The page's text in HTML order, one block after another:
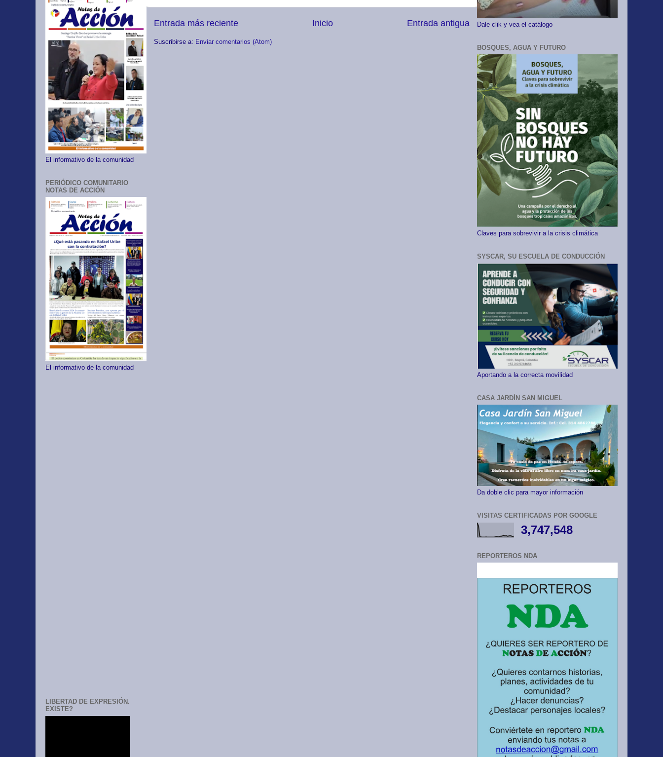
Entrada más reciente Entrada antigua
Inicio
Suscribirse a: Enviar comentarios (Atom)
El informativo de la comunidad
PERIÓDICO COMUNITARIO
NOTAS DE ACCIÓN
El informativo de la comunidad
LIBERTAD DE EXPRESIÓN.
EXISTE?
Dale clik y vea el catálogo
BOSQUES, AGUA Y FUTURO
Claves para sobrevivir a la crisis climática
SYSCAR, SU ESCUELA DE CONDUCCIÓN
Aportando a la correcta movilidad
CASA JARDÍN SAN MIGUEL
Da doble clic para mayor información
VISITAS CERTIFICADAS POR GOOGLE
3,747,548
REPORTEROS NDA